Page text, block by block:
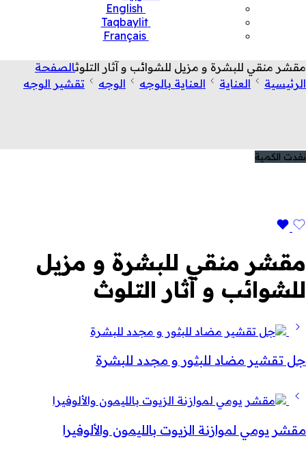
English
Taqbaylit
Français
مقشر منقي للبشرة و مزيل للشوائب و آثار التلوثالصفحة
الرئيسية
العناية العناية بالوجه الوجه تقشير الوجه
نفدت الكمية
مقشر منقي للبشرة و مزيل
للشوائب و آثار التلوث
جل تقشير مضاد للبثور و مجدد للبشرة
مقشر يومي لموازنة الزيوت بالليمون والألوفيرا